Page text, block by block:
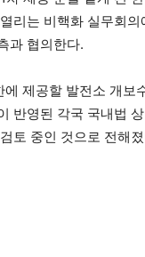
리는 비핵화 실무회
과 협의한다.
제공할 발전소 개보
반영된 각국 국내법
토 중인 것으로 전해